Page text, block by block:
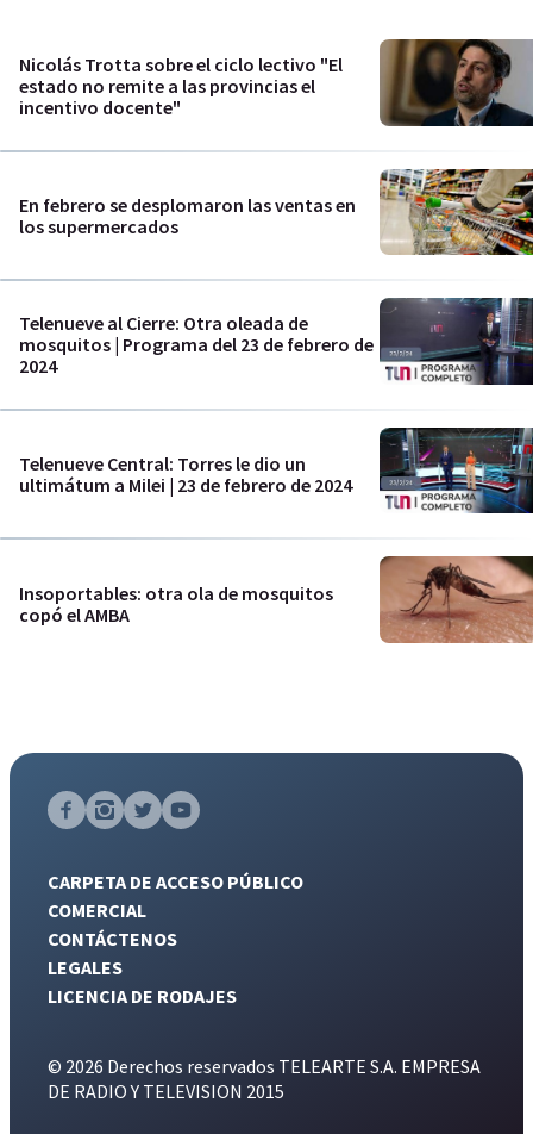
Nicolás Trotta sobre el ciclo lectivo "El
estado no remite a las provincias el
incentivo docente"
En febrero se desplomaron las ventas en
los supermercados
Telenueve al Cierre: Otra oleada de
mosquitos | Programa del 23 de febrero de
2024
Telenueve Central: Torres le dio un
ultimátum a Milei | 23 de febrero de 2024
Insoportables: otra ola de mosquitos
copó el AMBA
CARPETA DE ACCESO PÚBLICO
COMERCIAL
CONTÁCTENOS
LEGALES
LICENCIA DE RODAJES
© 2026 Derechos reservados TELEARTE S.A. EMPRESA
DE RADIO Y TELEVISION 2015